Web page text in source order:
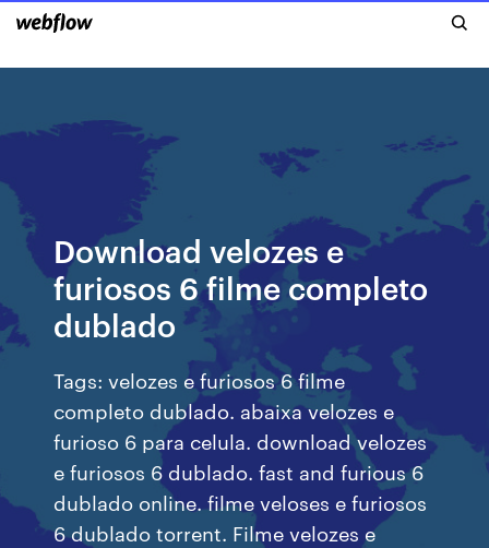
Download velozes e
furiosos 6 filme completo
dublado
Tags: velozes e furiosos 6 filme
completo dublado. abaixa velozes e
furioso 6 para celula. download velozes
e furiosos 6 dublado. fast and furious 6
dublado online. filme veloses e furiosos
6 dublado torrent. Filme velozes e